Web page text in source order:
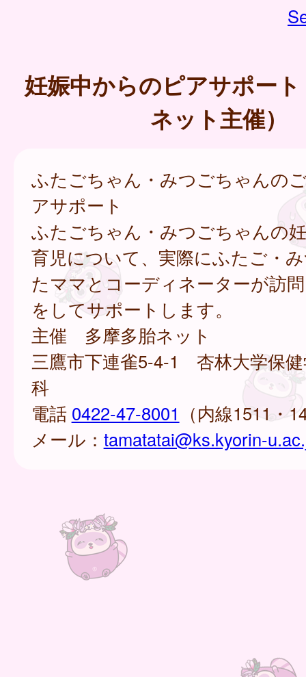
妊娠中からのピアサポー
ネット主催）
ふたごちゃん・みつごちゃんの
アサポート
ふたごちゃん・みつごちゃんの
育児について、実際にふたご・
たママとコーディネーターが訪
をしてサポートします。
主催 多摩多胎ネット
三鷹市下連雀5-4-1 杏林大学保
科
電話 0422-47-8001 （内線1511・
メール： tamatatai@ks.kyorin-